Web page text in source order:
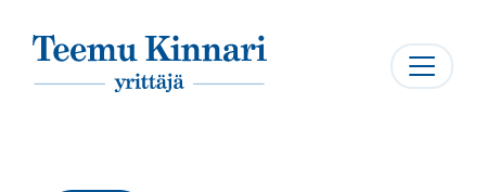
Päävalikko